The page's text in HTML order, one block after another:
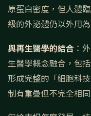
原蛋白密度，但人體
級的外泌體仍以外用為
與再生醫學的結合 ：
生醫學概念融合，包
形成完整的「細胞科
制有重疊但不完全相